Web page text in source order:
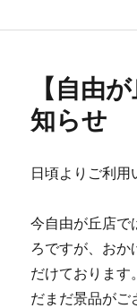
【自由
知らせ
日頃よりご利用
今自由が丘店で
ろですが、おか
だけております
だまだ景品がご